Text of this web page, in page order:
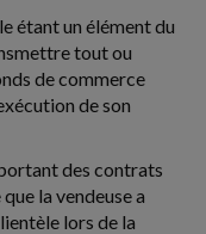
étant un élément du
tout ou
de commerce
de son
des contrats
la vendeuse a
lors de la